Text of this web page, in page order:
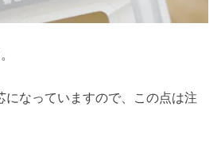
になっていますので、この点は注